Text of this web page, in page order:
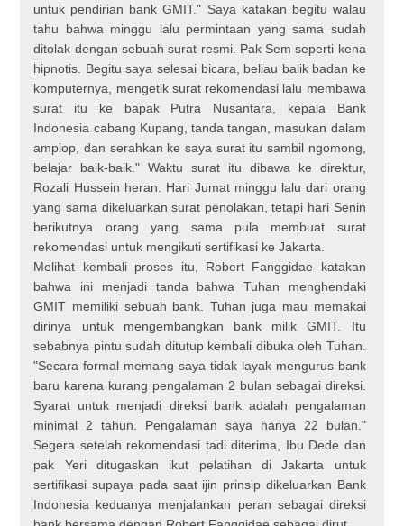
untuk pendirian bank GMIT." Saya katakan begitu walau
tahu bahwa minggu lalu permintaan yang sama sudah
ditolak dengan sebuah surat resmi. Pak Sem seperti kena
hipnotis. Begitu saya selesai bicara, beliau balik badan ke
komputernya, mengetik surat rekomendasi lalu membawa
surat itu ke bapak Putra Nusantara, kepala Bank
Indonesia cabang Kupang, tanda tangan, masukan dalam
amplop, dan serahkan ke saya surat itu sambil ngomong,
belajar baik-baik." Waktu surat itu dibawa ke direktur,
Rozali Hussein heran. Hari Jumat minggu lalu dari orang
yang sama dikeluarkan surat penolakan, tetapi hari Senin
berikutnya orang yang sama pula membuat surat
rekomendasi untuk mengikuti sertifikasi ke Jakarta.
Melihat kembali proses itu, Robert Fanggidae katakan
bahwa ini menjadi tanda bahwa Tuhan menghendaki
GMIT memiliki sebuah bank. Tuhan juga mau memakai
dirinya untuk mengembangkan bank milik GMIT. Itu
sebabnya pintu sudah ditutup kembali dibuka oleh Tuhan.
"Secara formal memang saya tidak layak mengurus bank
baru karena kurang pengalaman 2 bulan sebagai direksi.
Syarat untuk menjadi direksi bank adalah pengalaman
minimal 2 tahun. Pengalaman saya hanya 22 bulan."
Segera setelah rekomendasi tadi diterima, Ibu Dede dan
pak Yeri ditugaskan ikut pelatihan di Jakarta untuk
sertifikasi supaya pada saat ijin prinsip dikeluarkan Bank
Indonesia keduanya menjalankan peran sebagai direksi